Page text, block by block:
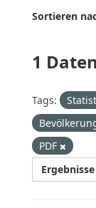
Sortieren
1
Tags:
PDF